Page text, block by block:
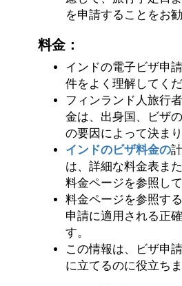
を申請することをお
料金：
インドの電子ビザ申
件をよく理解してくだ
フィンランド人旅行
金は、出身国、ビザ
の要因によって決まり
インドのビザ料金の
は、詳細な料金表ま
料金ページを参照して
料金ページを参照す
申請に適用される正
す。
この情報は、ビザ申
に立てるのに役立ちま